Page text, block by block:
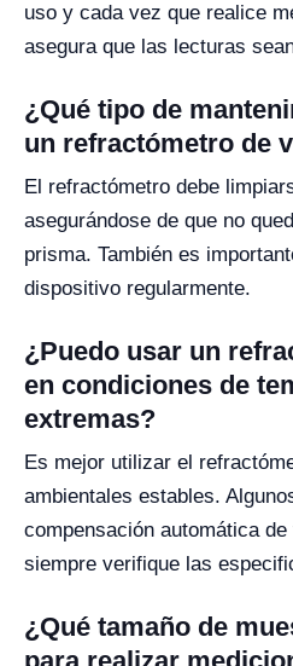
uso y cada vez que realice
asegura que las lecturas
¿Qué tipo de
un refractómetro de
El refractómetro debe
asegurándose de que no
prisma. También es
dispositivo regularmente.
¿Puedo usar un
en condiciones de
extremas?
Es mejor utilizar el
ambientales estables.
compensación automática
siempre verifique las
¿Qué tamaño de